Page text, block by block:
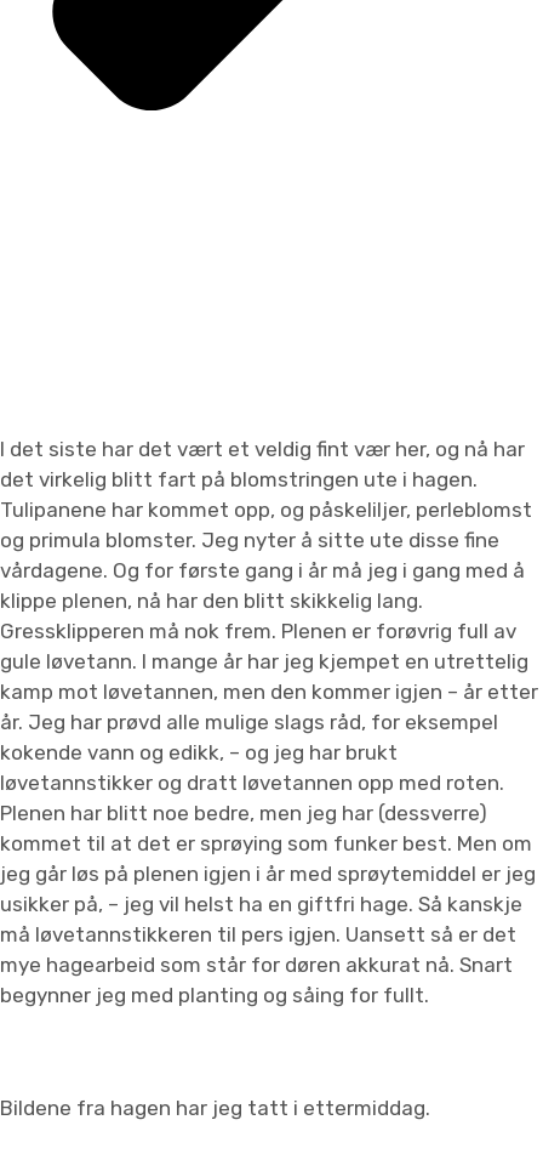
I det siste har det vært et veldig fint vær her, og nå har
det virkelig blitt fart på blomstringen ute i hagen.
Tulipanene har kommet opp, og påskeliljer, perleblomst
og primula blomster. Jeg nyter å sitte ute disse fine
vårdagene. Og for første gang i år må jeg i gang med å
klippe plenen, nå har den blitt skikkelig lang.
Gressklipperen må nok frem. Plenen er forøvrig full av
gule løvetann. I mange år har jeg kjempet en utrettelig
kamp mot løvetannen, men den kommer igjen – år etter
år. Jeg har prøvd alle mulige slags råd, for eksempel
kokende vann og edikk, – og jeg har brukt
løvetannstikker og dratt løvetannen opp med roten.
Plenen har blitt noe bedre, men jeg har (dessverre)
kommet til at det er sprøying som funker best. Men om
jeg går løs på plenen igjen i år med sprøytemiddel er jeg
usikker på, – jeg vil helst ha en giftfri hage. Så kanskje
må løvetannstikkeren til pers igjen. Uansett så er det
mye hagearbeid som står for døren akkurat nå. Snart
begynner jeg med planting og såing for fullt.
Bildene fra hagen har jeg tatt i ettermiddag.